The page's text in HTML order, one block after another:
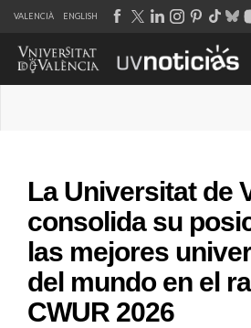
VALENCIÀ ENGLISH
La Universitat de
consolida su
las mejores
del mundo en el
CWUR 2026